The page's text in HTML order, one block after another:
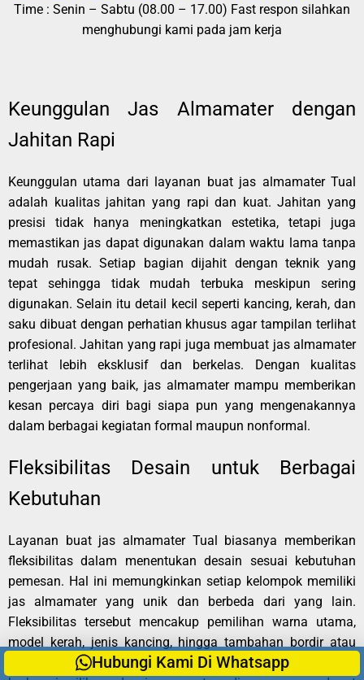
Hubungi Kami Di Whatsapp
Time : Senin – Sabtu (08.00 – 17.00) Fast respon silahkan
menghubungi kami pada jam kerja
Keunggulan Jas Almamater dengan
Jahitan Rapi
Keunggulan utama dari layanan buat jas almamater Tual
adalah kualitas jahitan yang rapi dan kuat. Jahitan yang
presisi tidak hanya meningkatkan estetika, tetapi juga
memastikan jas dapat digunakan dalam waktu lama tanpa
mudah rusak. Setiap bagian dijahit dengan teknik yang
tepat sehingga tidak mudah terbuka meskipun sering
digunakan. Selain itu detail kecil seperti kancing, kerah, dan
saku dibuat dengan perhatian khusus agar tampilan terlihat
profesional. Jahitan yang rapi juga membuat jas almamater
terlihat lebih eksklusif dan berkelas. Dengan kualitas
pengerjaan yang baik, jas almamater mampu memberikan
kesan percaya diri bagi siapa pun yang mengenakannya
dalam berbagai kegiatan formal maupun nonformal.
Fleksibilitas Desain untuk Berbagai
Kebutuhan
Layanan buat jas almamater Tual biasanya memberikan
fleksibilitas dalam menentukan desain sesuai kebutuhan
pemesan. Hal ini memungkinkan setiap kelompok memiliki
jas almamater yang unik dan berbeda dari yang lain.
Fleksibilitas tersebut mencakup pemilihan warna utama,
model kerah, jenis kancing, hingga tambahan bordir atau
emblem yang memperkuat identitas kelompok. Dengan